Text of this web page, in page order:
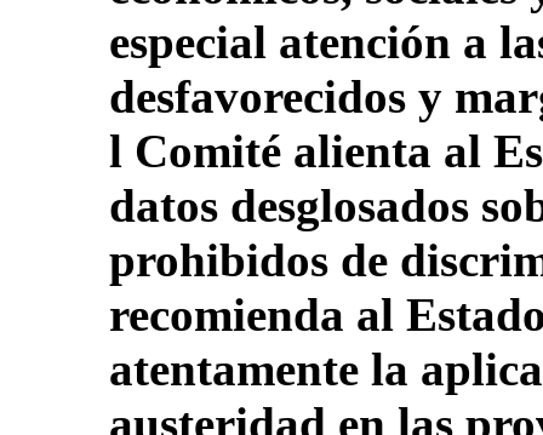
especial atención a
desfavorecidos y
l Comité alienta al
datos desglosados
prohibidos de
recomienda al
atentamente la
austeridad en las